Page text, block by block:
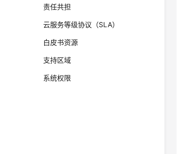
责任共担
云服务等级协议（SLA）
白皮书资源
支持区域
系统权限